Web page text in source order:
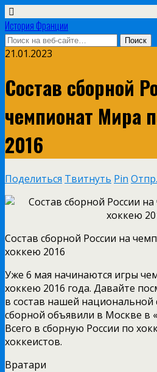
История Франции
21.01.2023
Состав сборной
чемпионат Мира
2016
Поделиться Твитнуть Pin
Состав сборной России на
хоккею 2016
Уже 6 мая начинаются игры
хоккею 2016 года. Давайте
в состав нашей национальной
сборной объявили в Москве в
Всего в сборную России по
хоккеистов.
Вратари